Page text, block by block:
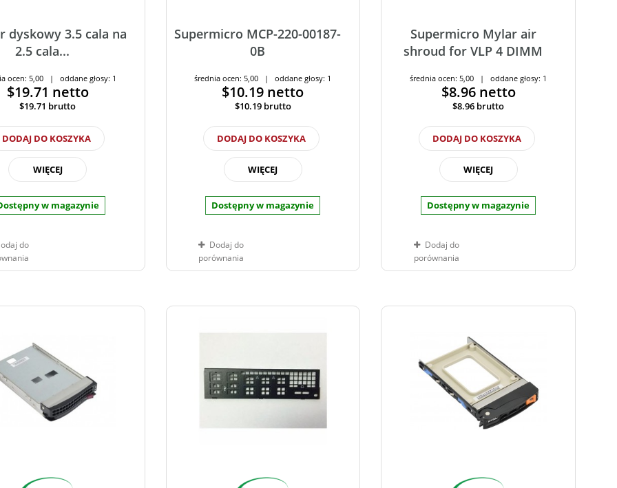
dyskowy 3.5 cala na
2.5 cala...
ocen: 5,00 | oddane głosy: 1
$19.71 netto
$19.71 brutto
DODAJ DO KOSZYKA
WIĘCEJ
w magazynie
do
Supermicro MCP-220-00187-
0B
średnia ocen: 5,00 | oddane głosy: 1
$10.19 netto
$10.19 brutto
DODAJ DO KOSZYKA
WIĘCEJ
Dostępny w magazynie
Dodaj do
porównania
Supermicro Mylar air
shroud for VLP 4 DIMM
średnia ocen: 5,00 | oddane głosy: 1
$8.96 netto
$8.96 brutto
DODAJ DO KOSZYKA
WIĘCEJ
Dostępny w magazynie
Dodaj do
porównania